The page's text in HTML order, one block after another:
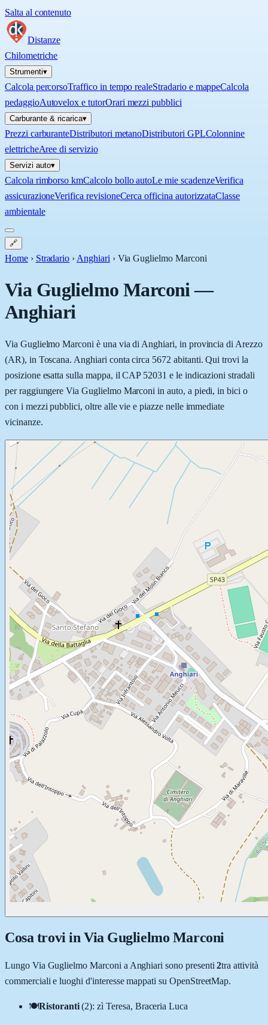
Salta al contenuto
Distanze
Chilometriche
Strumenti▾
Calcola percorsoTraffico in tempo realeStradario e mappeCalcola
pedaggioAutovelox e tutorOrari mezzi pubblici
Carburante & ricarica▾
Prezzi carburanteDistributori metanoDistributori GPLColonnine
elettricheAree di servizio
Servizi auto▾
Calcola rimborso kmCalcolo bollo autoLe mie scadenzeVerifica
assicurazioneVerifica revisioneCerca officina autorizzataClasse
ambientale
🔗
Home › Stradario › Anghiari › Via Guglielmo Marconi
Via Guglielmo Marconi—
Anghiari
Via Guglielmo Marconi è una via di Anghiari, in provincia di Arezzo
(AR), in Toscana. Anghiari conta circa 5672 abitanti. Qui trovi la
posizione esatta sulla mappa, il CAP 52031 e le indicazioni stradali
per raggiungere Via Guglielmo Marconi in auto, a piedi, in bici o
con i mezzi pubblici, oltre alle vie e piazze nelle immediate
vicinanze.
Cosa trovi in Via Guglielmo Marconi
Lungo Via Guglielmo Marconi a Anghiari sono presenti 2tra attività
commerciali e luoghi d'interesse mappati su OpenStreetMap.
🍽️Ristoranti (2):zì Teresa, Braceria Luca